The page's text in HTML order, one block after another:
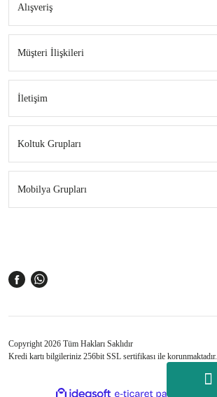
Alışveriş
Müşteri İlişkileri
İletişim
Koltuk Grupları
Mobilya Grupları
Copyright 2026 Tüm Hakları Saklıdır
Kredi kartı bilgileriniz 256bit SSL sertifikası ile korunmaktadır.
ideasoft